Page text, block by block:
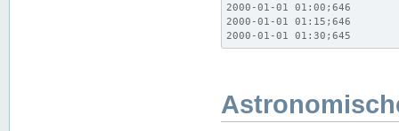
2000-01-01 01:00;646
2000-01-01 01:15;646
2000-01-01 01:30;645